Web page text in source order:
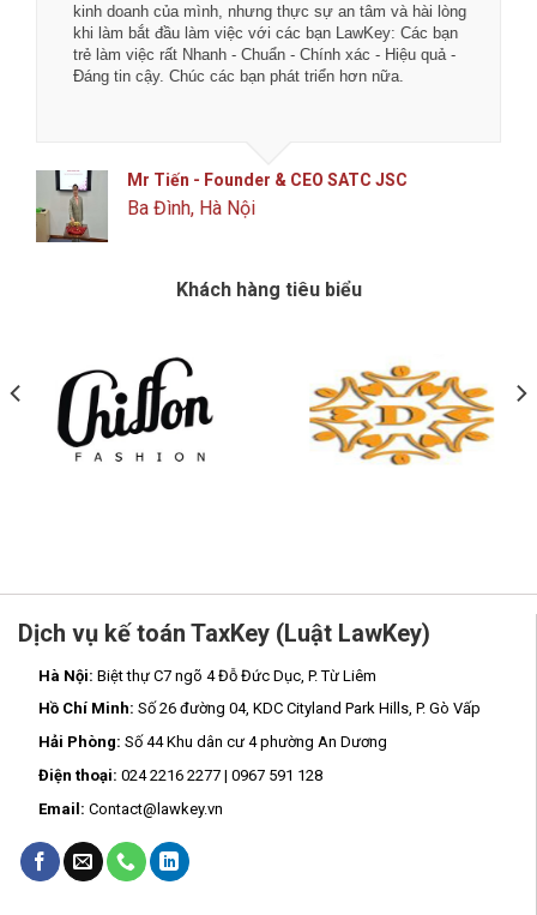
kinh doanh của mình, nhưng thực sự an tâm và hài lòng
khi làm bắt đầu làm việc với các bạn LawKey: Các bạn
trẻ làm việc rất Nhanh - Chuẩn - Chính xác - Hiệu quả -
Đáng tin cậy. Chúc các bạn phát triển hơn nữa.
Mr Tiến - Founder & CEO SATC JSC
Ba Đình, Hà Nội
Khách hàng tiêu biểu
Dịch vụ kế toán TaxKey (Luật LawKey)
Hà Nội: Biệt thự C7 ngõ 4 Đỗ Đức Dục, P. Từ Liêm
Hồ Chí Minh: Số 26 đường 04, KDC Cityland Park Hills, P. Gò Vấp
Hải Phòng: Số 44 Khu dân cư 4 phường An Dương
Điện thoại: 024 2216 2277 | 0967 591 128
Email: Contact@lawkey.vn